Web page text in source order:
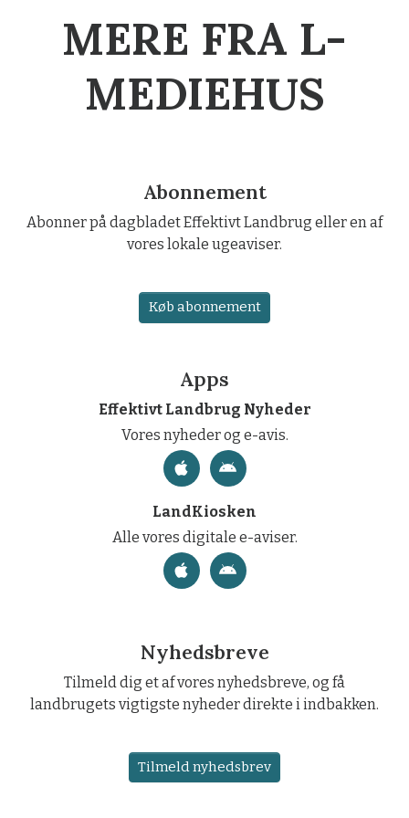
MERE FRA L-
MEDIEHUS
Abonnement
Abonner på dagbladet Effektivt Landbrug eller en af
vores lokale ugeaviser.
Køb abonnement
Apps
Effektivt Landbrug Nyheder
Vores nyheder og e-avis.
LandKiosken
Alle vores digitale e-aviser.
Nyhedsbreve
Tilmeld dig et af vores nyhedsbreve, og få
landbrugets vigtigste nyheder direkte i indbakken.
Tilmeld nyhedsbrev